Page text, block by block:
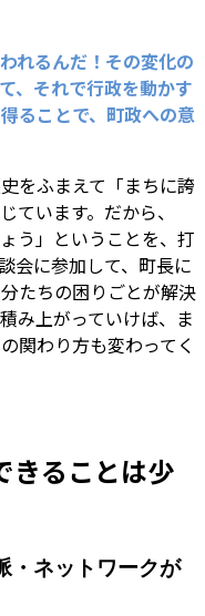
れるんだ！その変化の
、それで行政を動かす
ることで、町政への意
をふまえて「まちに誇
ています。だから、
う」ということを、打
会に参加して、町長に
たちの困りごとが解決
み上がっていけば、ま
関わり方も変わってく
きることは少
・ネットワークが